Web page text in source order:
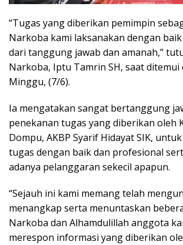
“Tugas yang diberikan pemimpin
Narkoba kami laksanakan dengan
dari tanggung jawab dan amanah,”
Narkoba, Iptu Tamrin SH, saat ditemui
Minggu, (7/6).
Ia mengatakan sangat bertanggung
penekanan tugas yang diberikan oleh
Dompu, AKBP Syarif Hidayat SIK,
tugas dengan baik dan profesional
adanya pelanggaran sekecil apapun.
“Sejauh ini kami memang telah
menangkap serta menuntaskan
Narkoba dan Alhamdulillah anggota
merespon informasi yang diberikan